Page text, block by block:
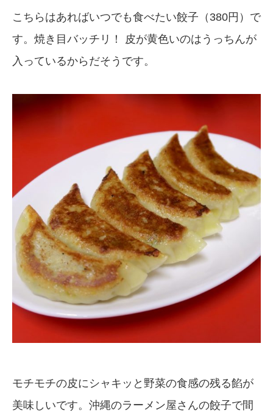
こちらはあればいつでも食べたい餃子（380円）で
す。焼き目バッチリ！ 皮が黄色いのはうっちんが
入っているからだそうです。
モチモチの皮にシャキッと野菜の食感の残る餡が
美味しいです。沖縄のラーメン屋さんの餃子で間